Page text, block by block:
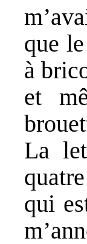
que
à
et
La
qui